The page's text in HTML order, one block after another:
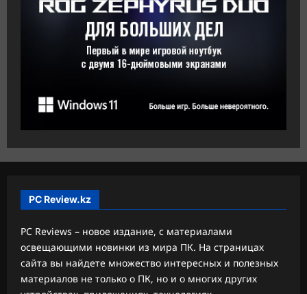
PC Review.kz
PC Reviews – новое издание, с материалами
освещающими новинки из мира ПК. На страницах
сайта вы найдете множество интересных и полезных
материалов не только о ПК, но и о многих других